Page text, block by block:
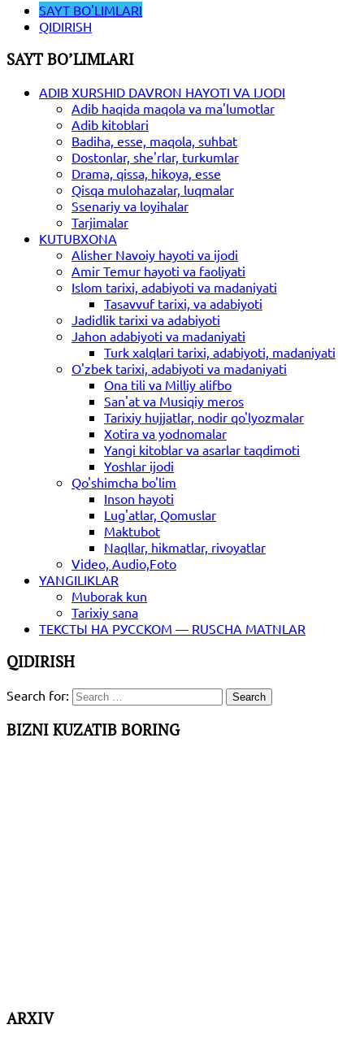
SAYT BO'LIMLARI
QIDIRISH
SAYT BO’LIMLARI
ADIB XURSHID DAVRON HAYOTI VA IJODI
Adib haqida maqola va ma'lumotlar
Adib kitoblari
Badiha, esse, maqola, suhbat
Dostonlar, she'rlar, turkumlar
Drama, qissa, hikoya, esse
Qisqa mulohazalar, luqmalar
Ssenariy va loyihalar
Tarjimalar
KUTUBXONA
Alisher Navoiy hayoti va ijodi
Amir Temur hayoti va faoliyati
Islom tarixi, adabiyoti va madaniyati
Tasavvuf tarixi, va adabiyoti
Jadidlik tarixi va adabiyoti
Jahon adabiyoti va madaniyati
Turk xalqlari tarixi, adabiyoti, madaniyati
O'zbek tarixi, adabiyoti va madaniyati
Ona tili va Milliy alifbo
San'at va Musiqiy meros
Tarixiy hujjatlar, nodir qo'lyozmalar
Xotira va yodnomalar
Yangi kitoblar va asarlar taqdimoti
Yoshlar ijodi
Qo'shimcha bo'lim
Inson hayoti
Lug'atlar, Qomuslar
Maktubot
Naqllar, hikmatlar, rivoyatlar
Video, Audio,Foto
YANGILIKLAR
Muborak kun
Tarixiy sana
ТЕКСТЫ НА РУССКОМ — RUSCHA MATNLAR
QIDIRISH
Search for:
BIZNI KUZATIB BORING
ARXIV